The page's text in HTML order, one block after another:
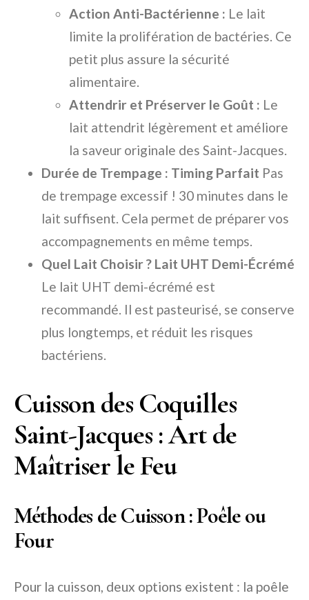
Action Anti-Bactérienne : Le lait
limite la prolifération de bactéries. Ce
petit plus assure la sécurité
alimentaire.
Attendrir et Préserver le Goût : Le
lait attendrit légèrement et améliore
la saveur originale des Saint-Jacques.
Durée de Trempage : Timing Parfait Pas
de trempage excessif ! 30 minutes dans le
lait suffisent. Cela permet de préparer vos
accompagnements en même temps.
Quel Lait Choisir ? Lait UHT Demi-Écrémé
Le lait UHT demi-écrémé est
recommandé. Il est pasteurisé, se conserve
plus longtemps, et réduit les risques
bactériens.
Cuisson des Coquilles
Saint-Jacques : Art de
Maîtriser le Feu
Méthodes de Cuisson : Poêle ou
Four
Pour la cuisson, deux options existent : la poêle